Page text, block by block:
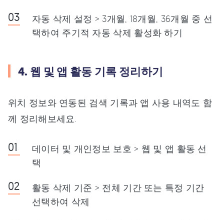
자동 삭제 설정 > 3개월, 18개월, 36개월 중 선
택하여 주기적 자동 삭제 활성화 하기
4. 웹 및 앱 활동 기록 정리하기
위치 정보와 연동된 검색 기록과 앱 사용 내역도 함
께 정리해보세요.
데이터 및 개인정보 보호 > 웹 및 앱 활동 선
택
활동 삭제 기준 > 전체 기간 또는 특정 기간
선택하여 삭제